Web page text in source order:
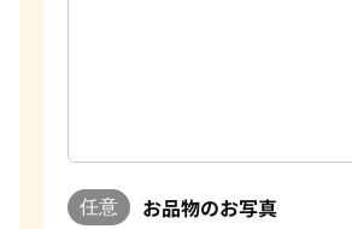
任意 お品物のお写真